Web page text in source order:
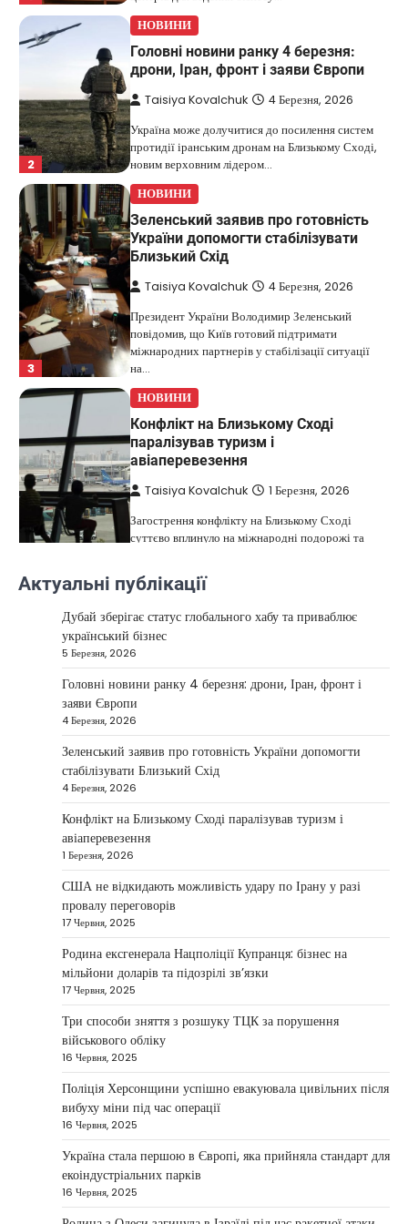
2
НОВИНИ
Головні новини ранку 4 березня:
дрони, Іран, фронт і заяви Європи
Taisiya Kovalchuk 4 Березня, 2026
Україна може долучитися до посилення систем
протидії іранським дронам на Близькому Сході,
новим верховним лідером…
3
НОВИНИ
Зеленський заявив про готовність
України допомогти стабілізувати
Близький Схід
Taisiya Kovalchuk 4 Березня, 2026
Президент України Володимир Зеленський
повідомив, що Київ готовий підтримати
міжнародних партнерів у стабілізації ситуації
на…
НОВИНИ
Конфлікт на Близькому Сході
паралізував туризм і
авіаперевезення
Taisiya Kovalchuk 1 Березня, 2026
Загострення конфлікту на Близькому Сході
суттєво вплинуло на міжнародні подорожі та
НОВИНИ
США не відкидають можливість
удару по Ірану у разі провалу
переговорів
Kolomysheva Anastasiya
17 Червня,
2025
У США не виключають застосування сили проти
Ірану, якщо дипломатичні переговори не
принесуть бажаних результатів.…
Дубай зберігає статус глобального
хабу та приваблює український
бізнес
Taisiya Kovalchuk 5 Березня, 2026
Дубай протягом багатьох років утримує статус
одного з найбільш привабливих міжнародних
центрів для ведення бізнесу…
НОВИНИ
Головні новини ранку 4 березня:
дрони, Іран, фронт і заяви Європи
Taisiya Kovalchuk
Україна може долучитися до посилення систем
протидії іранським дронам на Близькому Сході,
новим верховним лідером…
НОВИНИ
Зеленський заявив про готовність
України допомогти стабілізувати
Близький Схід
Актуальні публікації
Дубай зберігає статус глобального хабу та приваблює
український бізнес
5 Березня, 2026
Головні новини ранку 4 березня: дрони, Іран, фронт і
заяви Європи
4 Березня, 2026
Зеленський заявив про готовність України допомогти
стабілізувати Близький Схід
4 Березня, 2026
Конфлікт на Близькому Сході паралізував туризм і
авіаперевезення
1 Березня, 2026
США не відкидають можливість удару по Ірану у разі
провалу переговорів
17 Червня, 2025
Родина ексгенерала Нацполіції Купранця: бізнес на
мільйони доларів та підозрілі зв’язки
17 Червня, 2025
Три способи зняття з розшуку ТЦК за порушення
військового обліку
16 Червня, 2025
Поліція Херсонщини успішно евакуювала цивільних після
вибуху міни під час операції
16 Червня, 2025
Україна стала першою в Європі, яка прийняла стандарт для
екоіндустріальних парків
16 Червня, 2025